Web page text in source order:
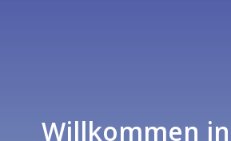
Willkommen